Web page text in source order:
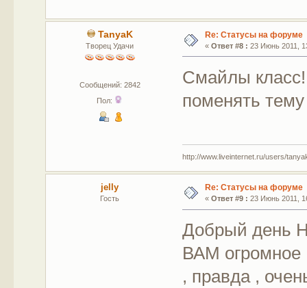
TanyaK
Творец Удачи
Сообщений: 2842
Пол:
Re: Статусы на форуме
« Ответ #8 : 23 Июнь 2011,
Смайлы
поменять тему
http://www.liveinternet.ru/users/
jelly
Гость
Re: Статусы на форуме
« Ответ #9 : 23 Июнь 2011,
Добрый день
ВАМ огромное
, правда ,